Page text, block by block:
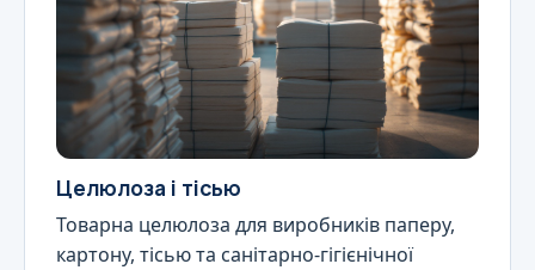
Целюлоза і тісью
Товарна целюлоза для виробників паперу,
картону, тісью та санітарно-гігієнічної